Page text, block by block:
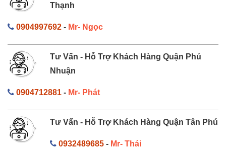
Thạnh
0904997692 - Mr- Ngọc
Tư Vấn - Hỗ Trợ Khách Hàng Quận Phú
Nhuận
0904712881 - Mr- Phát
Tư Vấn - Hỗ Trợ Khách Hàng Quận Tân Phú
0932489685- Mr- Thái